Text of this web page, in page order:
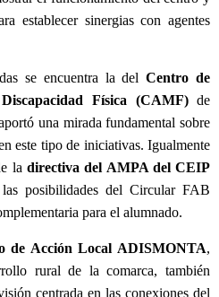
establecer sinergiascon agentes
se encuentra la delCentro de
Física (CAMF) de
una mirada fundamental sobre
este tipo de iniciativas. Igualmente
la directiva del AMPA del CEIP
las posibilidades del Circular FAB
para el alumnado.
de Acción Local ADISMONTA,
rural de la comarca, también
centradaen las conexiones del